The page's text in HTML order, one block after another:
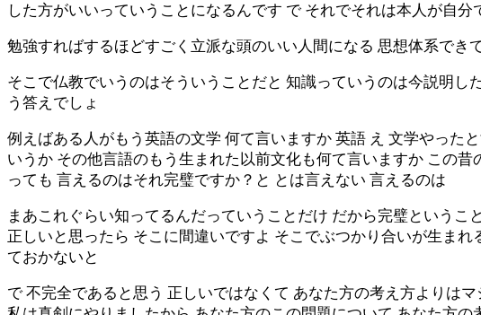
した方がいいっていうことになるんです で それでそれは本人が自
勉強すればするほどすごく立派な頭のいい人間になる 思想体系で
そこで仏教でいうのはそういうことだと 知識っていうのは今説明
う答えでしょ
例えばある人がもう英語の文学 何て言いますか 英語 え 文学やった
いうか その他言語のもう生まれた以前文化も何て言いますか この
っても 言えるのはそれ完璧ですか？と とは言えない 言えるのは
まあこれぐらい知ってるんだっていうことだけ だから完璧という
正しいと思ったら そこに間違いですよ そこでぶつかり合いが生ま
ておかないと
で 不完全であると思う 正しいではなくて あなた方の考え方よりは